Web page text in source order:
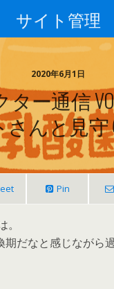
サイト管理
2020年6月1日
ー通信
さんと見守
Pin
期だなと感じながら